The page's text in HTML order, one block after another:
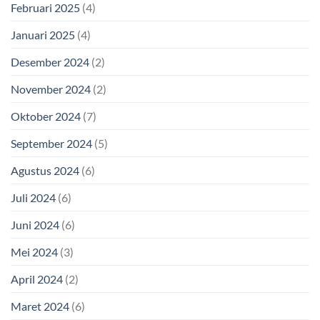
Februari 2025 (4)
Januari 2025 (4)
Desember 2024 (2)
November 2024 (2)
Oktober 2024 (7)
September 2024 (5)
Agustus 2024 (6)
Juli 2024 (6)
Juni 2024 (6)
Mei 2024 (3)
April 2024 (2)
Maret 2024 (6)